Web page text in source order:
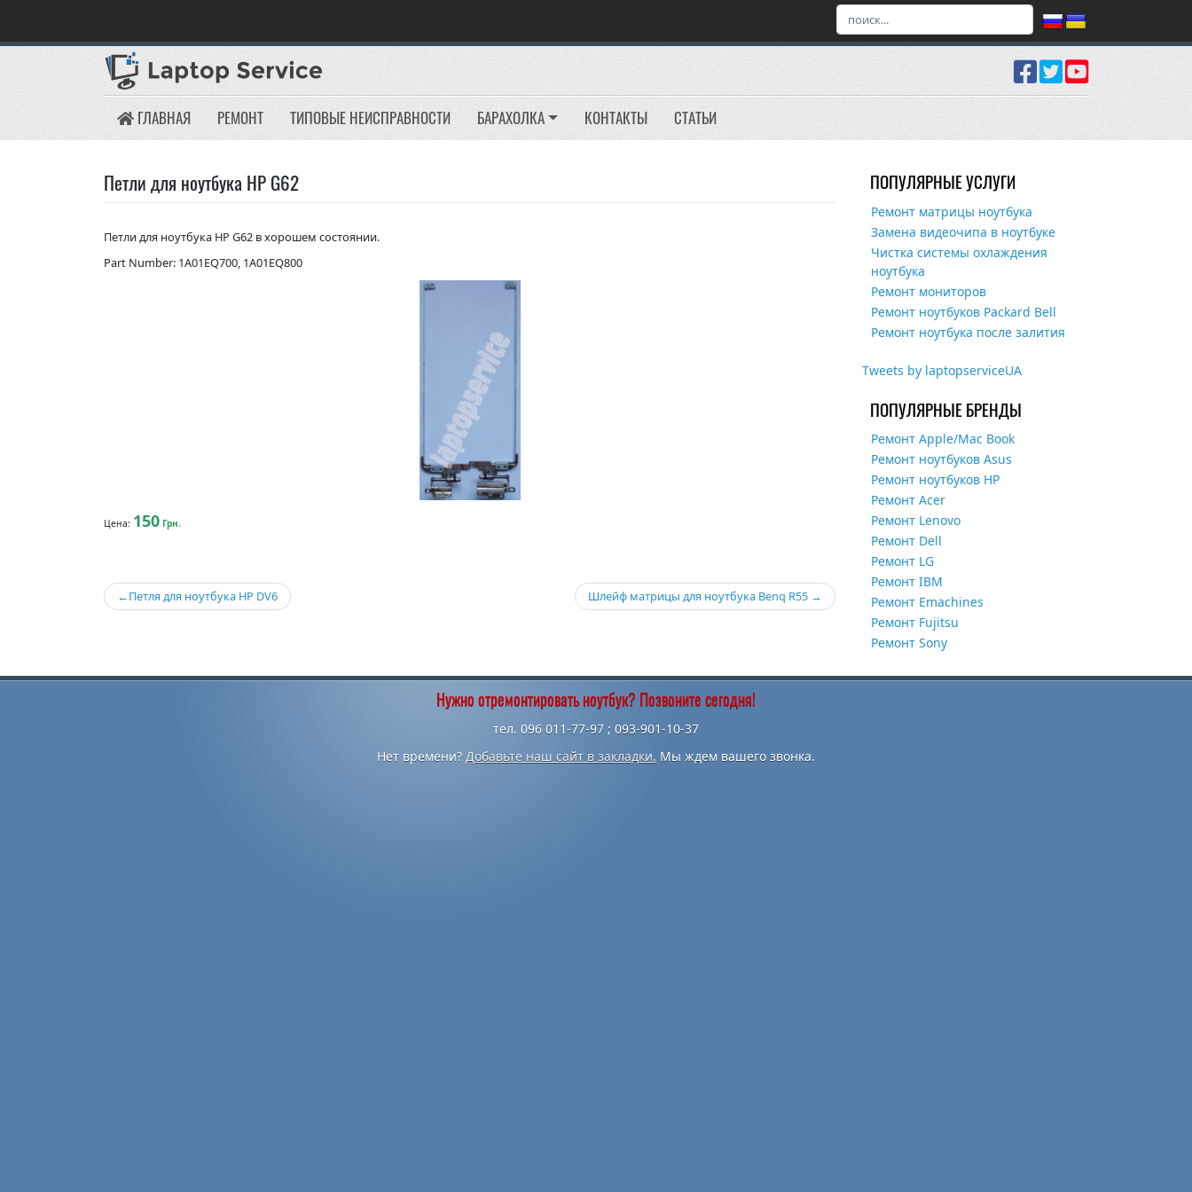
content
ГЛАВНАЯ РЕМОНТ ТИПОВЫЕ НЕИСПРАВНОСТИ БАРАХОЛКА КОНТАКТЫ СТАТЬИ
Петли для ноутбука HP G62
Петли для ноутбука HP G62 в хорошем состоянии.
Part Number: 1A01EQ700, 1A01EQ800
Цена: 150 Грн.
Навигация
Петля для ноутбука HP DV6 Шлейф матрицы для ноутбука Benq R55
ПОПУЛЯРНЫЕ УСЛУГИ
Ремонт матрицы ноутбука
Замена видеочипа в ноутбуке
Чистка системы охлаждения
ноутбука
Ремонт мониторов
Ремонт ноутбуков Packard Bell
Ремонт ноутбука после залития
Tweets by laptopserviceUA
ПОПУЛЯРНЫЕ БРЕНДЫ
Ремонт Apple/Mac Book
Ремонт ноутбуков Asus
Ремонт ноутбуков HP
Ремонт Acer
Ремонт Lenovo
Ремонт Dell
Ремонт LG
Ремонт IBM
Ремонт Emachines
Ремонт Fujitsu
Ремонт Sony
Нужно отремонтировать ноутбук? Позвоните сегодня!
тел. 096 011-77-97 ; 093-901-10-37
Нет времени? Добавьте наш сайт в закладки. Мы ждем вашего звонка.